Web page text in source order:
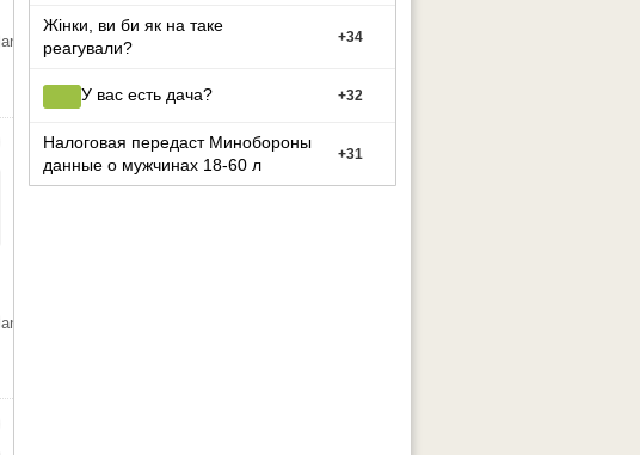
Жінки, ви би як на таке
реагували?
+34
У вас есть дача? +32
Налоговая передаст Минобороны
данные о мужчинах 18-60 л
+31